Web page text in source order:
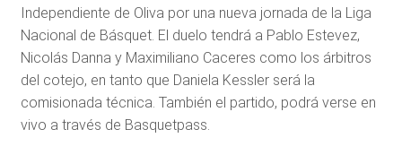
Independiente de Oliva por una nueva jornada de la Liga
Nacional de Básquet. El duelo tendrá a Pablo Estevez,
Nicolás Danna y Maximiliano Caceres como los árbitros
del cotejo, en tanto que Daniela Kessler será la
comisionada técnica. También el partido, podrá verse en
vivo a través de Basquetpass.